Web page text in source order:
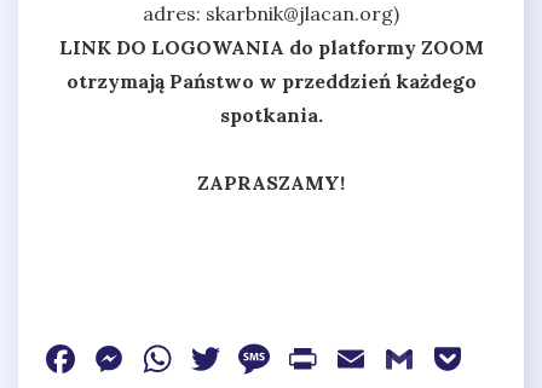
adres: skarbnik@jlacan.org)
LINK DO LOGOWANIA do platformy ZOOM
otrzymają Państwo w przeddzień każdego
spotkania.
ZAPRASZAMY!
Facebook
Messenger
WhatsApp
Twitter
Message
PrintEmailGmail